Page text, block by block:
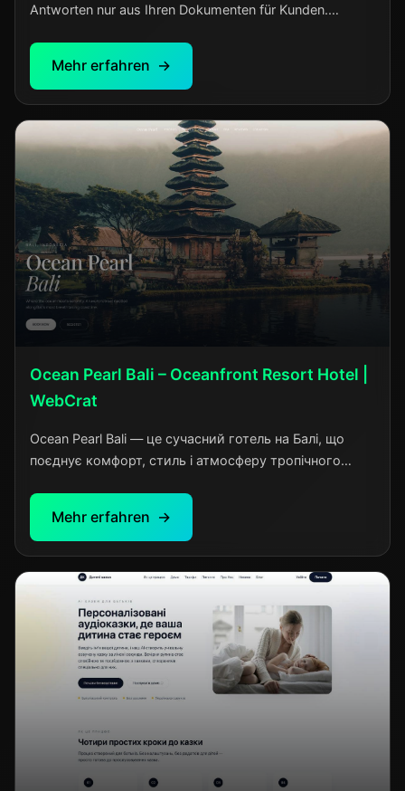
Antworten nur aus Ihren Dokumenten für Kunden.
in 5 Minuten.
Mehr erfahren
Ocean Pearl Bali – Oceanfront Resort Hotel |
WebCrat
Ocean Pearl Bali — це сучасний готель на Балі, що
поєднує комфорт, стиль і атмосферу тропічного
продуманим дизайном, басейн, ресторан із
локальною та міжнародною кухнею та високий
готель підходить як для романтичного відпочинку,
створений для тих, хто цінує спокій, якість і
незабутні враження.
Mehr erfahren